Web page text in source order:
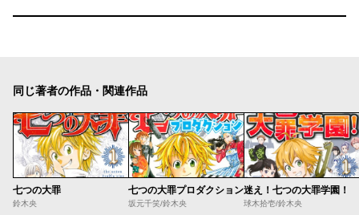
同じ著者の作品・関連作品
七つの大罪
鈴木央
七つの大罪プロダクション
坂元千笑/鈴木央
迷え！七つの大罪学園！
球木拾壱/鈴木央